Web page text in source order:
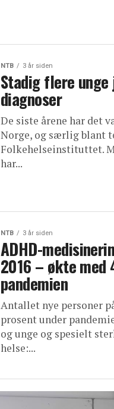
NTB 3 år siden
Stadig flere
diagnoser
De siste årene har det
Norge, og særlig blant
Folkehelseinstituttet.
har...
NTB 3 år siden
ADHD-
2016 – økte med
pandemien
Antallet nye personer
prosent under
og unge og spesielt
helse:...